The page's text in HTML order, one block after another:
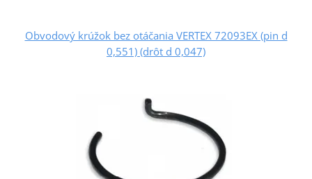
Obvodový krúžok bez otáčania VERTEX 72093EX (pin d
0,551) (drôt d 0,047)